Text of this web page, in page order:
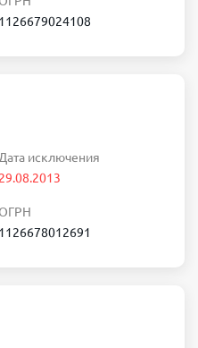
1126679024108
Дата исключения
29.08.2013
ОГРН
1126678012691